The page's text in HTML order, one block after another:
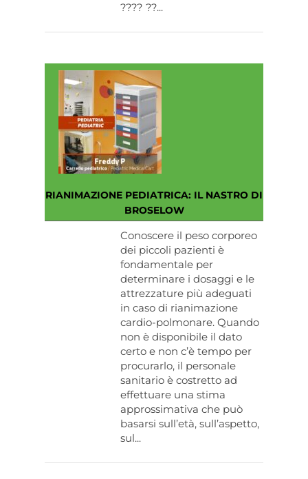
???? ??...
RIANIMAZIONE PEDIATRICA: IL NASTRO DI
BROSELOW
Conoscere il peso corporeo
dei piccoli pazienti è
fondamentale per
determinare i dosaggi e le
attrezzature più adeguati
in caso di rianimazione
cardio-polmonare. Quando
non è disponibile il dato
certo e non c’è tempo per
procurarlo, il personale
sanitario è costretto ad
effettuare una stima
approssimativa che può
basarsi sull’età, sull’aspetto,
sul...